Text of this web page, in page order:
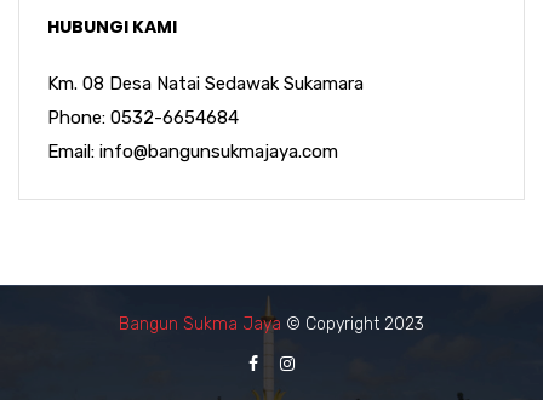
HUBUNGI KAMI
Km. 08 Desa Natai Sedawak Sukamara
Phone: 0532-6654684
Email: info@bangunsukmajaya.com
Bangun Sukma Jaya © Copyright 2023